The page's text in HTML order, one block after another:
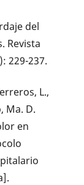
del
Revista
229-237.
L.,
Ma. D.
en